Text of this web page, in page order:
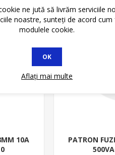
10A
PATRON
ne jută să livrăm serviciile
noastre, sunteți de acord
modulele cookie.
OK
Aflați mai multe